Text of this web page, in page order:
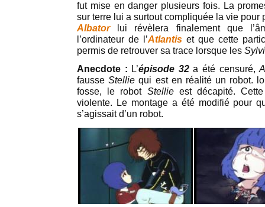
fut mise en danger plusieurs fois. La
sur terre lui a surtout compliquée la vie pour
Albatorlui révèlera finalement que
l’ordinateur de l’Atlantis et que cette
permis de retrouver sa trace lorsque les
Anecdote : L’épisode 32a été censuré,
fausseStellie qui est en réalité un robot.
fosse, le robot Stellieest décapité.
violente. Le montage a été modifié pour
s’agissait d’un robot.